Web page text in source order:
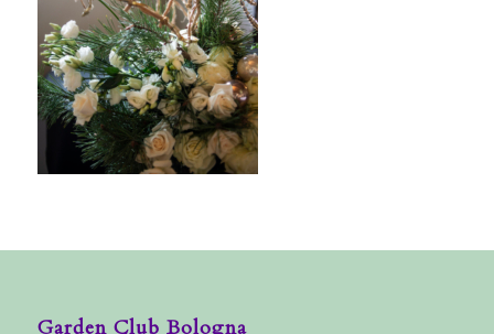
Garden Club Bologna